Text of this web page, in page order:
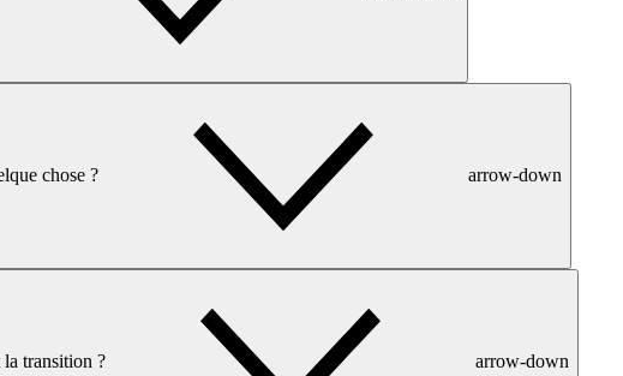
chose ? arrow-down
la transition ? arrow-down